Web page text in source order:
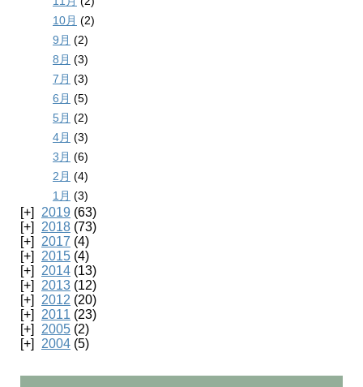
10月 (2)
9月 (2)
8月 (3)
7月 (3)
6月 (5)
5月 (2)
4月 (3)
3月 (6)
2月 (4)
1月 (3)
2019 (63)
2018 (73)
2017 (4)
2015 (4)
2014 (13)
2013 (12)
2012 (20)
2011 (23)
2005 (2)
2004 (5)